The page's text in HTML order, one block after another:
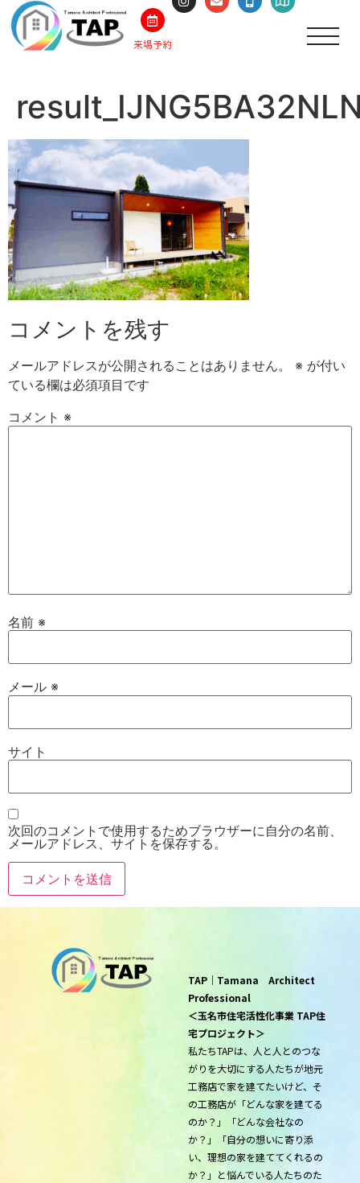
来場予約
コメントを残す
メールアドレスが公開されることはありません。 ※ が付い
ている欄は必須項目です
コメント ※
名前 ※
メール ※
サイト
次回のコメントで使用するためブラウザーに自分の名前、
メールアドレス、サイトを保存する。
TAP｜Tamana Architect
Professional
＜玉名市住宅活性化事業 TAP住
宅プロジェクト＞
私たちTAPは、人と人とのつな
がりを大切にする人たちが地元
工務店で家を建てたいけど、そ
の工務店が「どんな家を建てる
のか？」「どんな会社なの
か？」「自分の想いに寄り添
い、理想の家を建ててくれるの
か？」と悩んでいる人たちのた